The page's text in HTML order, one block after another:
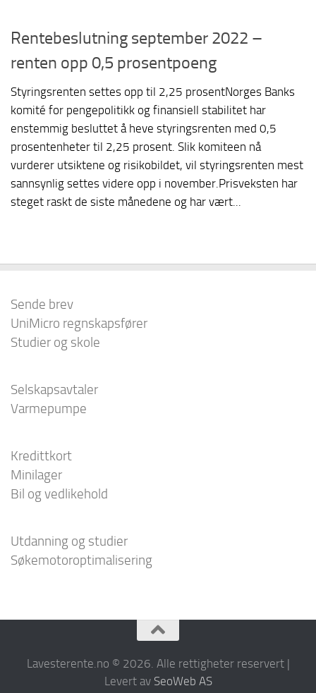
Rentebeslutning september 2022 –
renten opp 0,5 prosentpoeng
Styringsrenten settes opp til 2,25 prosentNorges Banks
komité for pengepolitikk og finansiell stabilitet har
enstemmig besluttet å heve styringsrenten med 0,5
prosentenheter til 2,25 prosent. Slik komiteen nå
vurderer utsiktene og risikobildet, vil styringsrenten mest
sannsynlig settes videre opp i november.Prisveksten har
steget raskt de siste månedene og har vært...
Sende brev
UniMicro regnskapsfører
Studier og skole
Selskapsavtaler
Varmepumpe
Kredittkort
Minilager
Bil og vedlikehold
Utdanning og studier
Søkemotoroptimalisering
Lavesterente.no © 2026. Alle rettigheter reservert |
Levert av SeoWeb AS